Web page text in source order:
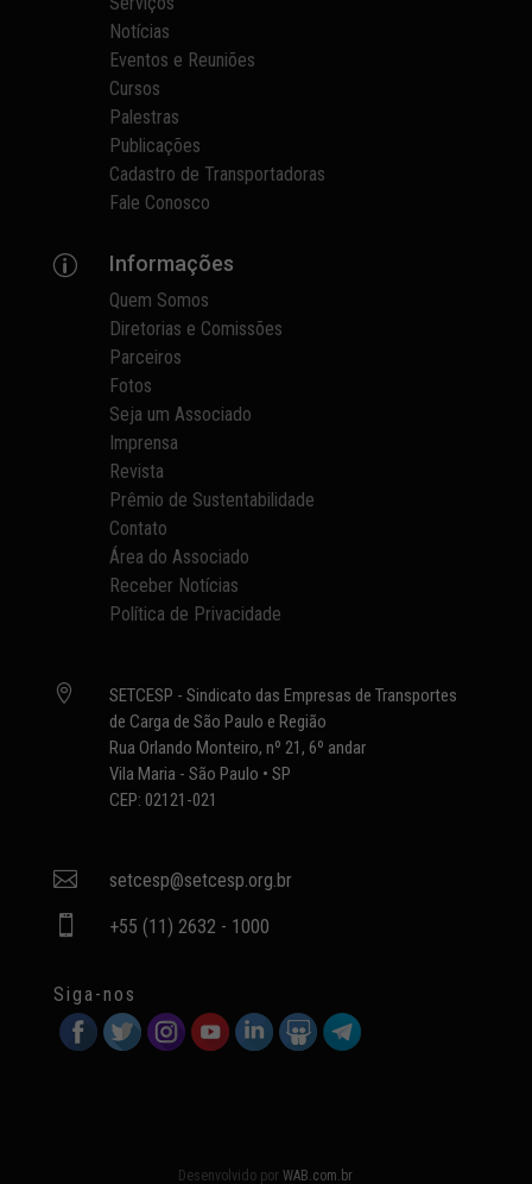
Notícias
Eventos e Reuniões
Cursos
Palestras
Publicações
Cadastro de Transportadoras
Fale Conosco
p Informações
Quem Somos
Diretorias e Comissões
Parceiros
Fotos
Seja um Associado
Imprensa
Revista
Prêmio de Sustentabilidade
Contato
Área do Associado
Receber Notícias
Política de Privacidade

SETCESP - Sindicato das Empresas de Transportes
de Carga de São Paulo e Região
Rua Orlando Monteiro, nº 21, 6º andar
Vila Maria - São Paulo • SP
CEP: 02121-021
 setcesp@setcesp.org.br
 +55 (11) 2632 - 1000
Siga-nos
Desenvolvido porWAB.com.br